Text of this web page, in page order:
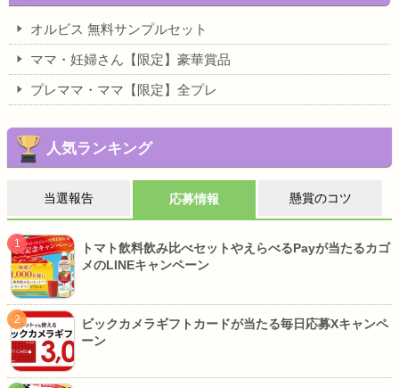
オルビス 無料サンプルセット
ママ・妊婦さん【限定】豪華賞品
プレママ・ママ【限定】全プレ
人気ランキング
当選報告 応募情報 懸賞のコツ
トマト飲料飲み比べセットやえらべるPayが当たるカゴ
メのLINEキャンペーン
ビックカメラギフトカードが当たる毎日応募Xキャンペ
ーン